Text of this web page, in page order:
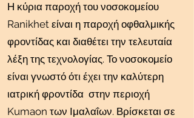
Η κύρια παροχή του νοσοκομείου
Ranikhet είναι η παροχή οφθαλμικής
φροντίδας και διαθέτει την τελευταία
λέξη της τεχνολογίας. Το νοσοκομείο
είναι γνωστό ότι έχει την καλύτερη
ιατρική φροντίδα στην περιοχή
Kumaon των Ιμαλαΐων. Βρίσκεται σε
Translate